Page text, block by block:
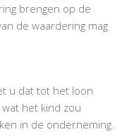
brengen op de
de waardering mag
u dat tot het loon
het kind zou
in de onderneming.